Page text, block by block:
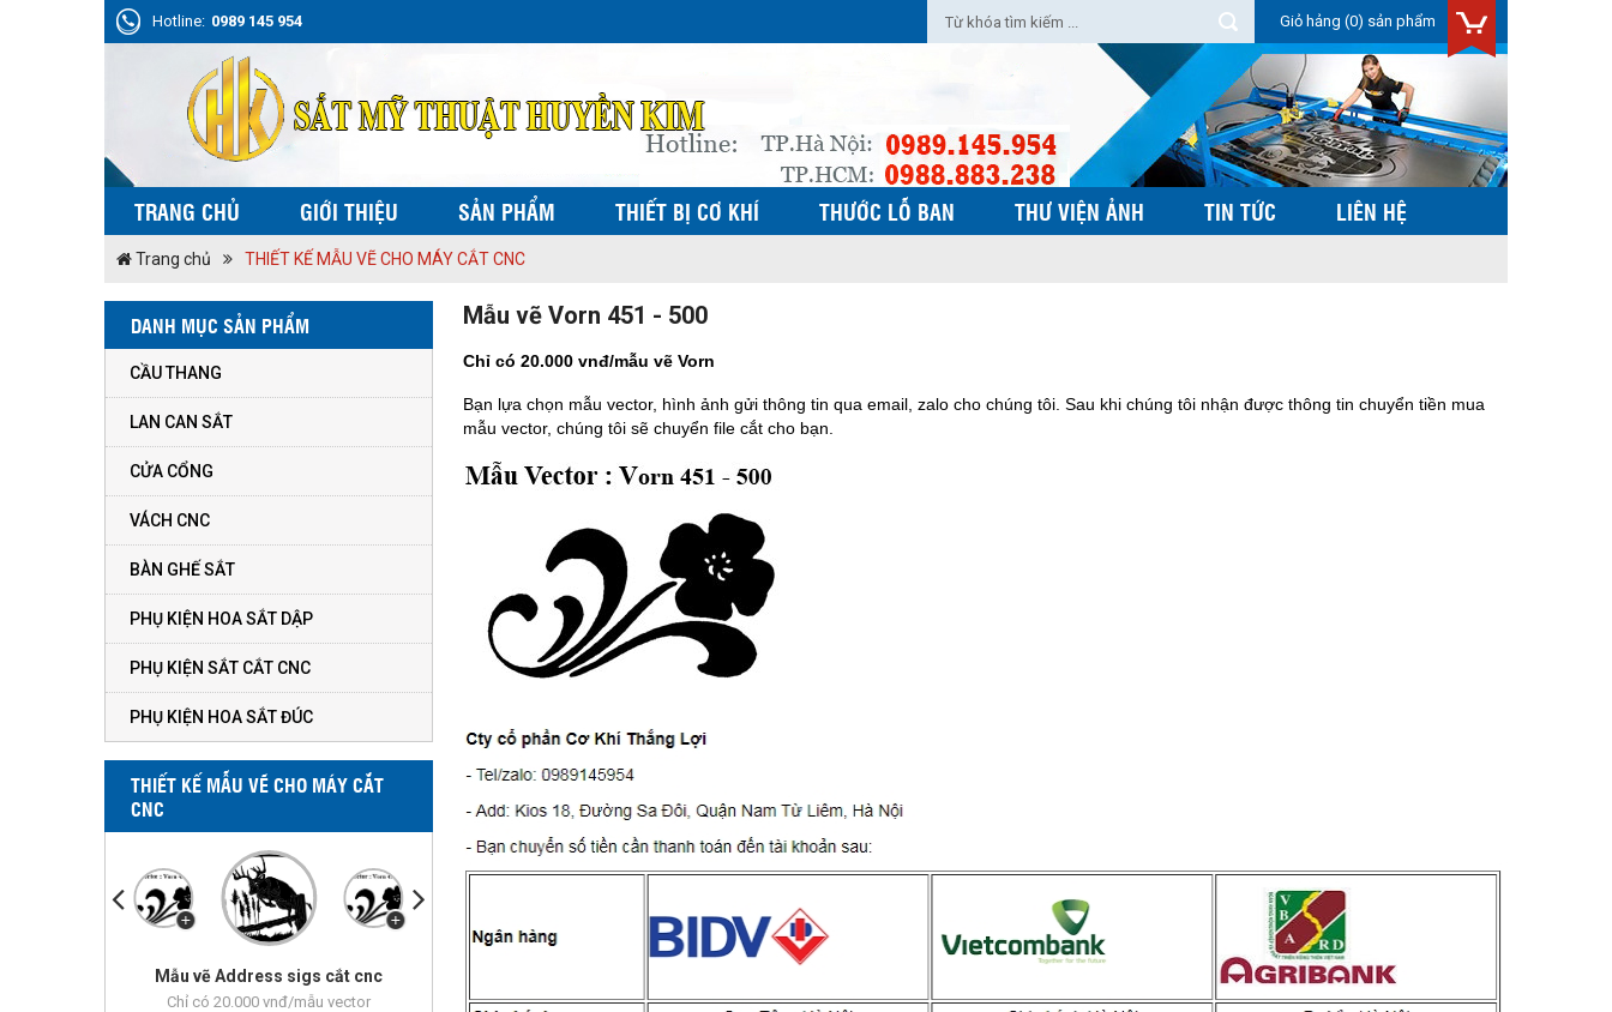
Hotline: 0989 145 954 Giỏ hảng (0) sản phẩm
TRANG CHỦ GIỚI THIỆU SẢN PHẨM THIẾT BỊ CƠ KHÍ THƯỚC LỖ BAN THƯ VIỆN ẢNH TIN TỨC LIÊN HỆ
Trang chủ THIẾT KẾ MẪU VẼ CHO MÁY CẮT CNC
DANH MỤC SẢN PHẨM
CẦU THANG
LAN CAN SẮT
CỬA CỔNG
VÁCH CNC
BÀN GHẾ SẮT
PHỤ KIỆN HOA SẮT DẬP
PHỤ KIỆN SẮT CẮT CNC
PHỤ KIỆN HOA SẮT ĐÚC
THIẾT KẾ MẪU VẼ CHO MÁY CẮT
CNC
Mẫu vẽ Address sigs cắt cnc
Chỉ có 20.000 vnđ/mẫu vector
Mẫu vẽ Vorn 451 - 500
Mẫu vẽ Vorn 451 - 500
Chỉ có 20.000 vnđ/mẫu vẽ Vorn
Bạn lựa chọn mẫu vector, hình ảnh gửi thông tin qua email, zalo cho chúng tôi. Sau khi chúng tôi nhận được thông tin chuyển tiền mua
mẫu vector, chúng tôi sẽ chuyển file cắt cho bạn.